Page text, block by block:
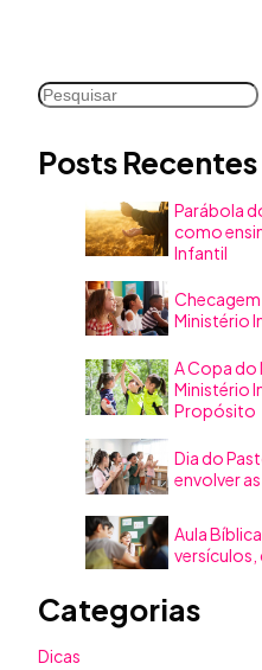
Pesquisar
Posts Recentes
Parábola
como
Infantil
Ministério
A Copa do
Ministério
Propósito
Dia do
envolver
Aula
versículos,
Categorias
Dicas